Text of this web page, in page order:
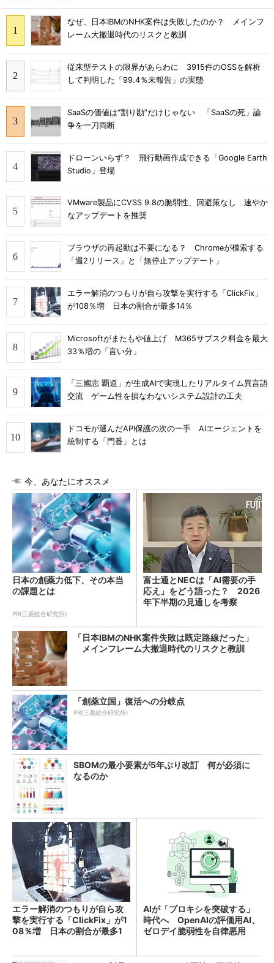
なぜ、日本IBMのNHK案件は失敗したのか？ メインフ
レーム大撤退時代のリスクと教訓
従来型テストの限界があらわに 3915件のOSSを解析
して判明した「99.4％未報告」の実態
SaaSの価値は“割り勘”だけじゃない 「SaaSの死」論
争を一刀両断
ドローンいらず？ 飛行動画作成できる「Google Earth
Studio」登場
VMware製品にCVSS 9.8の脆弱性、回避策なし 速やか
なアップデートを推奨
ブラウザの再起動は不要になる？ Chromeが模索する
「週2リリース」と「無停止アップデート」
エラー解消のつもりが自ら攻撃を実行する「ClickFix」
が108％増 日本の割合が最多14％
Microsoftがまたもや値上げ M365サブスク料金を最大
33％増の「言い分」
「三國志 覇道」が生成AIで実現したリアルタイム異言語
交流 ゲーム性を損なわないシステム設計の工夫
ドコモが選んだAPI保護の次の一手 AIエージェントを
統制する「門番」とは
今、あなたにオススメ
日本の創薬力低下、その本当
の課題とは
PR(三菱総合研究所)
富士通とNECは「AI需要の手
応え」をどう語った？ 2026
年下半期の見通しを考察
「日本IBMのNHK案件失敗は既定路線だった」
メインフレーム大撤退時代のリスクと教訓
「創薬立国」復活への分岐点
PR(三菱総合研究所)
SBOMの最小要素が5年ぶり改訂 何が必須に
なるのか
エラー解消のつもりが自ら攻
撃を実行する「ClickFix」が1
08％増 日本の割合が最多1
AIが「プロキシを突破する」
時代へ OpenAIの評価用AI、
ゼロデイ脆弱性を自律悪用